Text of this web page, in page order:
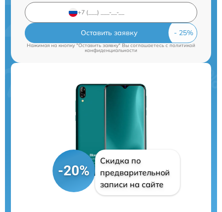
Оставить заявку
Нажимая на кнопку "Оставить заявку" Вы соглашаетесь cполитикой
конфиденциальности
-20%
Скидка по
предварительной
записи на сайте